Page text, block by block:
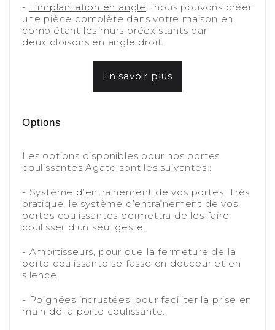
- L'implantation en angle : nous pouvons créer
une pièce complète dans votre maison en
complétant les murs préexistants par
deux cloisons en angle droit.
En savoir plus
Options
Les options disponibles pour nos portes
coulissantes Agato sont les suivantes :
- Système d’entrainement de vos portes. Très
pratique, le système d’entraînement de vos
portes coulissantes permettra de les faire
coulisser d’un seul geste.
- Amortisseurs, pour que la fermeture de la
porte coulissante se fasse en douceur et en
silence.
- Poignées incrustées, pour faciliter la prise en
main de la porte coulissante.